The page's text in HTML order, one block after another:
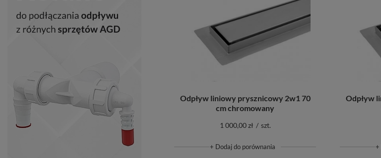
Odpływ liniowy prysznicowy 2w1 70
cm chromowany
1 000,00 zł / szt.
+ Dodaj do porównania
Odpływ
+